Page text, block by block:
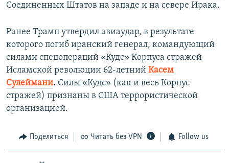
Соединенных Штатов на западе и на севере Ирака.
Ранее Трамп утвердил авиаудар, в результате
которого погиб иранский генерал, командующий
силами спецопераций «Кудс» Корпуса стражей
Исламской революции 62-летний Касем
Сулеймани. Силы «Кудс» (как и весь Корпус
стражей) признаны в США террористической
организацией.
Поделиться Читать без VPN Follow us